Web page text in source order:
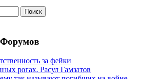
за фейки
рогах. Расул Гамзатов